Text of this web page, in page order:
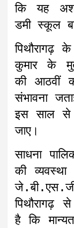
कि यह
डमी स्कूल
पिथौरागढ़
कुमार के
की आठवीं
संभावना
इस साल से
जाए।
साधना
की
है कि